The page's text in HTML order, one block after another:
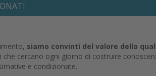
siamo convinti del valore della
cercano ogni giorno di costruire
e condizionate.